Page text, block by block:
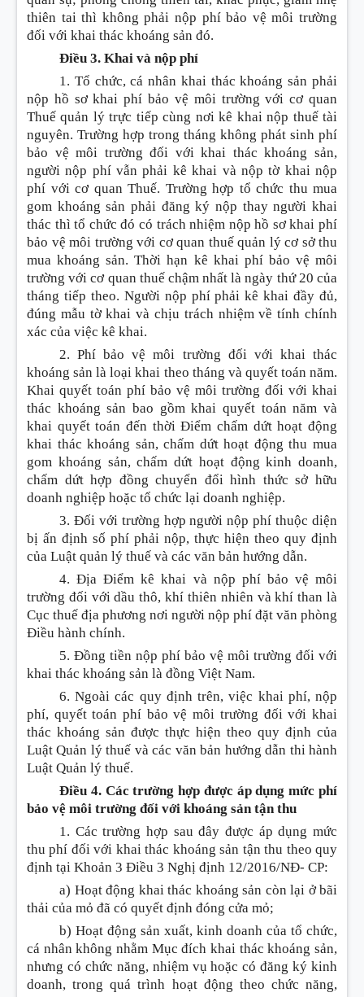
thiên tai thì không phải nộp phí bảo vệ môi trường
đối với khai thác khoáng sản đó.
Điều 3. Khai và nộp phí
1. Tổ chức, cá nhân khai thác khoáng sản phải
nộp hồ sơ khai phí bảo vệ môi trường với cơ quan
Thuế quản lý trực tiếp cùng nơi kê khai nộp thuế tài
nguyên. Trường hợp trong tháng không phát sinh phí
bảo vệ môi trường đối với khai thác khoáng sản,
người nộp phí vẫn phải kê khai và nộp tờ khai nộp
phí với cơ quan Thuế. Trường hợp tổ chức thu mua
gom khoáng sản phải đăng ký nộp thay người khai
thác thì tổ chức đó có trách nhiệm nộp hồ sơ khai phí
bảo vệ môi trường với cơ quan thuế quản lý cơ sở thu
mua khoáng sản. Thời hạn kê khai phí bảo vệ môi
trường với cơ quan thuế chậm nhất là ngày thứ 20 của
tháng tiếp theo. Người nộp phí phải kê khai đầy đủ,
đúng mẫu tờ khai và chịu trách nhiệm về tính chính
xác của việc kê khai.
2. Phí bảo vệ môi trường đối với khai thác
khoáng sản là loại khai theo tháng và quyết toán năm.
Khai quyết toán phí bảo vệ môi trường đối với khai
thác khoáng sản bao gồm khai quyết toán năm và
khai quyết toán đến thờiĐiểm chấm dứt hoạt động
khai thác khoáng sản, chấm dứt hoạt động thu mua
gom khoáng sản, chấm dứt hoạt động kinh doanh,
chấm dứt hợp đồng chuyển đổi hình thức sở hữu
doanh nghiệp hoặc tổ chức lại doanh nghiệp.
3. Đối với trường hợp người nộp phí thuộc diện
bị ấn định số phí phải nộp, thực hiện theo quy định
của Luật quản lý thuế và các văn bản hướng dẫn.
4. ĐịaĐiểm kê khai và nộp phí bảo vệ môi
trường đối với dầu thô, khí thiên nhiên và khí than là
Cục thuế địa phương nơi người nộp phí đặt văn phòng
Điều hành chính.
5. Đồng tiền nộp phí bảo vệ môi trường đối với
khai thác khoáng sản là đồng Việt Nam.
6. Ngoài các quy định trên, việc khai phí, nộp
phí, quyết toán phí bảo vệ môi trường đối với khai
thác khoáng sản được thực hiện theo quy định của
Luật Quản lý thuế và các văn bản hướng dẫn thi hành
Luật Quản lý thuế.
Điều 4. Các trường hợp được áp dụng mức phí
bảo vệ môi trường đối với khoáng sản tận thu
1. Các trường hợp sau đây được áp dụng mức
thu phí đối với khai thác khoáng sản tận thu theo quy
định tại Khoản 3 Điều 3 Nghị định 12/2016/NĐ- CP:
a) Hoạt động khai thác khoáng sản còn lại ở bãi
thải của mỏ đã có quyết định đóng cửa mỏ;
b) Hoạt động sản xuất, kinh doanh của tổ chức,
cá nhân không nhằm Mục đích khai thác khoáng sản,
nhưng có chức năng, nhiệm vụ hoặc có đăng ký kinh
doanh, trong quá trình hoạt động theo chức năng,